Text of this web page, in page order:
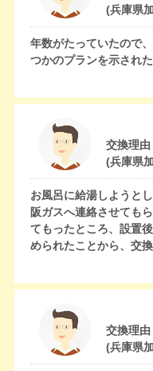
(兵庫県
年数がたっていたので
つかのプランを示された
交換理由
(兵庫県
お風呂に給湯しようと
阪ガスへ連絡させても
てもったところ、設置
められたことから、交換
交換理由
(兵庫県